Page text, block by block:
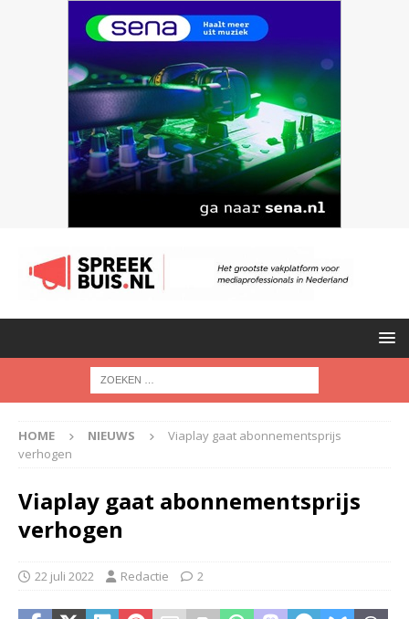
HOME NIEUWS
Viaplay gaat abonnementsprijs
verhogen
Viaplay gaat abonnementsprijs
verhogen
22 juli 2022 Redactie 2